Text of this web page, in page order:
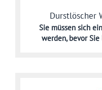
Durstlöscher
Sie müssen sich
werden,bevor